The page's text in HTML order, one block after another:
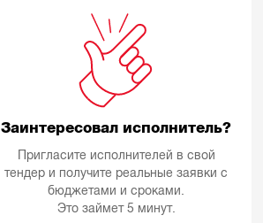
Заинтересовал исполнитель?
Пригласите исполнителей в свой
тендер и получите реальные заявки с
бюджетами и сроками.
Это займет 5 минут.